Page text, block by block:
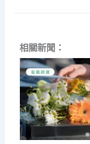
相關新聞：